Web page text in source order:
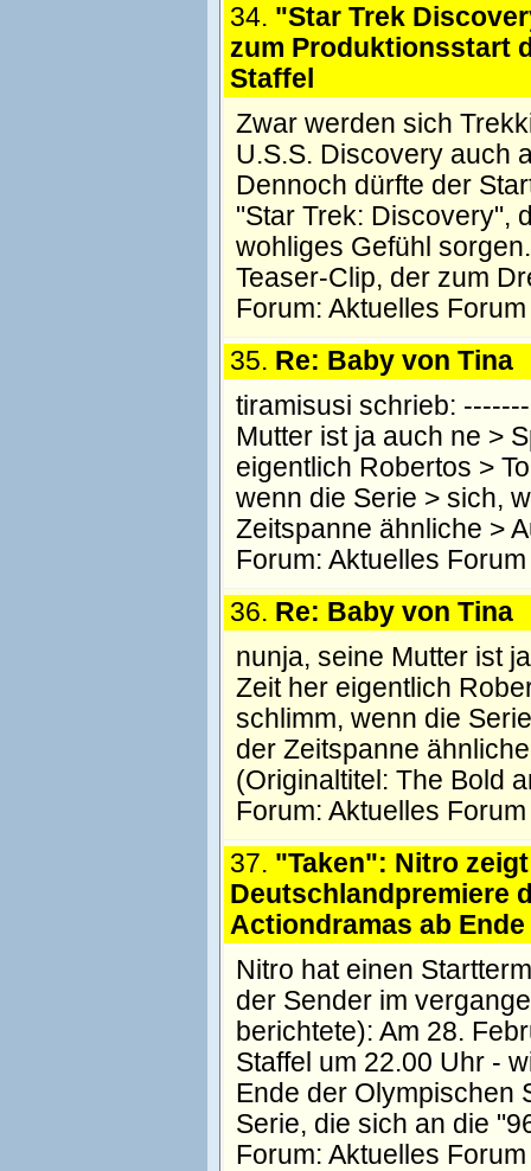
34. "Star Trek
zum Produktionsstart
Staffel
Zwar werden sich
U.S.S. Discovery auch
Dennoch dürfte der
"Star Trek: Discovery",
wohliges Gefühl
Teaser-Clip, der zum
Forum: Aktuelles Forum
35. Re: Baby von Tina
tiramisusi schrieb:
Mutter ist ja auch ne >
eigentlich Robertos >
wenn die Serie > sich,
Zeitspanne ähnliche >
Forum: Aktuelles Forum
36. Re: Baby von Tina
nunja, seine Mutter ist
Zeit her eigentlich
schlimm, wenn die
der Zeitspanne
(Originaltitel: The Bold
Forum: Aktuelles Forum
37. "Taken": Nitro zeigt
Deutschlandpremiere
Actiondramas ab
Nitro hat einen
der Sender im
berichtete): Am 28.
Staffel um 22.00 Uhr -
Ende der Olympischen
Serie, die sich an die
Forum: Aktuelles Forum